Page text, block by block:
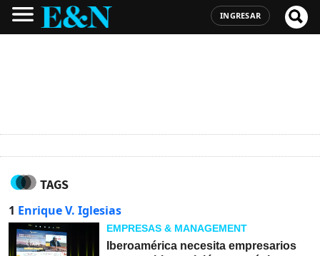
INGRESAR
TAGS
1 Enrique V. Iglesias
EMPRESAS & MANAGEMENT
Iberoamérica necesita empresarios